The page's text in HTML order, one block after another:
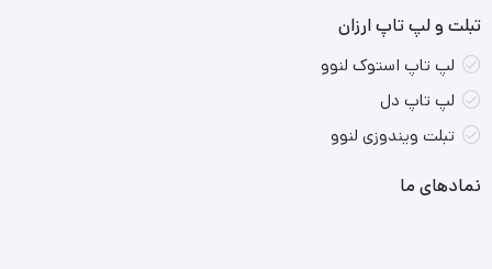
تبلت و لپ تاپ ارزان
لپ تاپ استوک لنوو
لپ تاپ دل
تبلت ویندوزی لنوو
نمادهای ما